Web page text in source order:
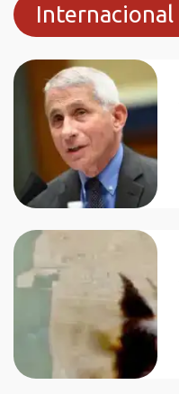
Internacional